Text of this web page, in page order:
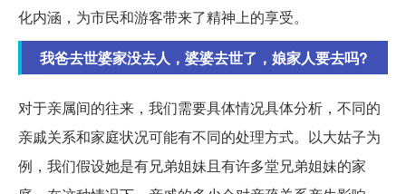
化内涵，为市民和游客带来了精神上的享受。
我爸去世婆家没去人，婆婆去世了，娘家人要去吗?
对于亲属间的往来，我们需要具体情况具体分析，不同的
亲戚关系和家庭状况可能有不同的处理方式。以大姑子为
例，我们假设她是有兄弟姐妹且有许多堂兄弟姐妹的家